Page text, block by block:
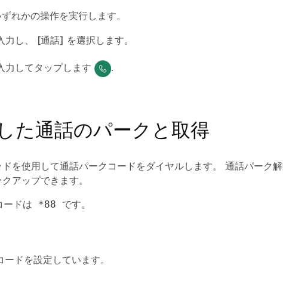
れかの操作を実行します。
力し、 [通話] を選択します。
力してタップします
.
た通話のパークと取得
を使用して通話パークコードをダイヤルします。 通話パーク
アップできます。
ードは *88 です。
ドを設定しています。